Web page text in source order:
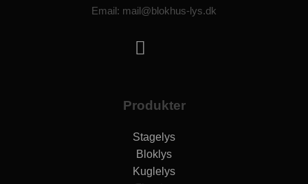
Email: mail@blokhus-lys.dk
Produkter
Stagelys
Bloklys
Kuglelys